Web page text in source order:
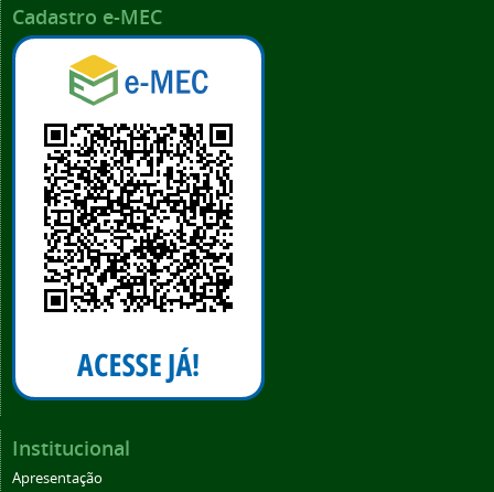
Cadastro e-MEC
Institucional
Apresentação